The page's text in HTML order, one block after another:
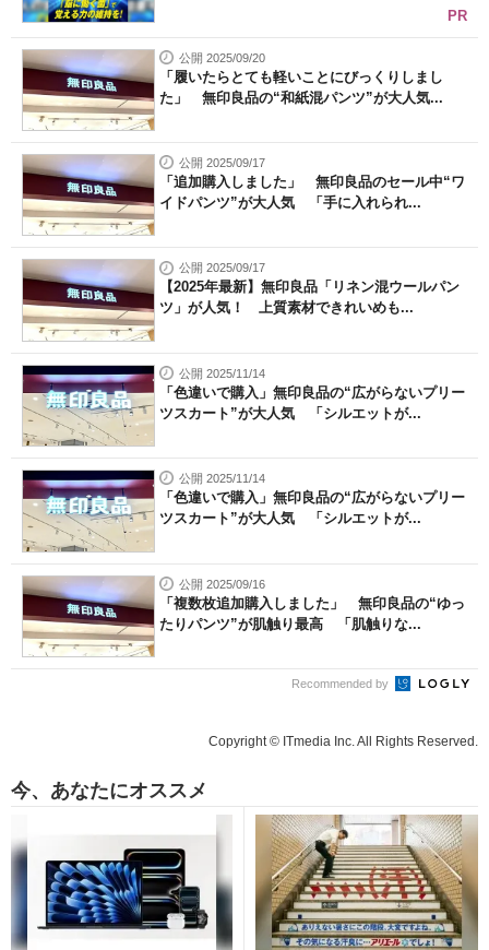
PR
公開 2025/09/20
「履いたらとても軽いことにびっくりしまし
た」 無印良品の“和紙混パンツ”が大人気...
公開 2025/09/17
「追加購入しました」 無印良品のセール中“ワ
イドパンツ”が大人気 「手に入れられ...
公開 2025/09/17
【2025年最新】無印良品「リネン混ウールパン
ツ」が人気！ 上質素材できれいめも...
公開 2025/11/14
「色違いで購入」無印良品の“広がらないプリー
ツスカート”が大人気 「シルエットが...
公開 2025/11/14
「色違いで購入」無印良品の“広がらないプリー
ツスカート”が大人気 「シルエットが...
公開 2025/09/16
「複数枚追加購入しました」 無印良品の“ゆっ
たりパンツ”が肌触り最高 「肌触りな...
Recommended by
Copyright © ITmedia Inc. All Rights Reserved.
今、あなたにオススメ